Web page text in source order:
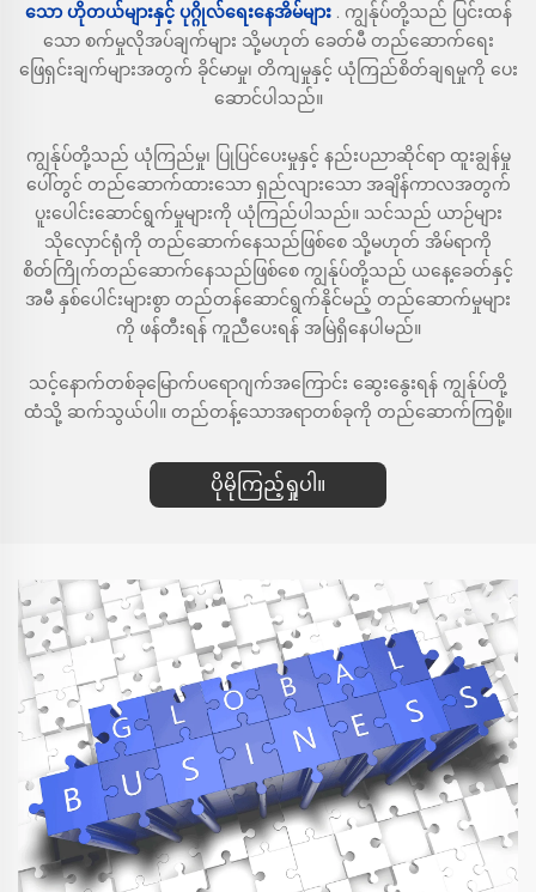
သော ဟိုတယ်များနှင့် ပုဂ္ဂိုလ်ရေးနေအိမ်များ . ကျွန်ုပ်တို့သည် ပြင်းထန်
သော စက်မှုလိုအပ်ချက်များ သို့မဟုတ် ခေတ်မီ တည်ဆောက်ရေး
ဖြေရှင်းချက်များအတွက် ခိုင်မာမှု၊ တိကျမှုနှင့် ယုံကြည်စိတ်ချရမှုကို ပေး
ဆောင်ပါသည်။
ကျွန်ုပ်တို့သည် ယုံကြည်မှု၊ ပြုပြင်ပေးမှုနှင့် နည်းပညာဆိုင်ရာ ထူးချွန်မှု
ပေါ်တွင် တည်ဆောက်ထားသော ရှည်လျားသော အချိန်ကာလအတွက်
ပူးပေါင်းဆောင်ရွက်မှုများကို ယုံကြည်ပါသည်။ သင်သည် ယာဉ်များ
သိုလှောင်ရုံကို တည်ဆောက်နေသည်ဖြစ်စေ သို့မဟုတ် အိမ်ရာကို
စိတ်ကြိုက်တည်ဆောက်နေသည်ဖြစ်စေ ကျွန်ုပ်တို့သည် ယနေ့ခေတ်နှင့်
အမီ နှစ်ပေါင်းများစွာ တည်တန်ဆောင်ရွက်နိုင်မည့် တည်ဆောက်မှုများ
ကို ဖန်တီးရန် ကူညီပေးရန် အမြဲရှိနေပါမည်။
သင့်နောက်တစ်ခုမြောက်ပရောဂျက်အကြောင်း ဆွေးနွေးရန် ကျွန်ုပ်တို့
ထံသို့ ဆက်သွယ်ပါ။ တည်တန့်သောအရာတစ်ခုကို တည်ဆောက်ကြစို့။
ပိုမိုကြည့်ရှုပါ။